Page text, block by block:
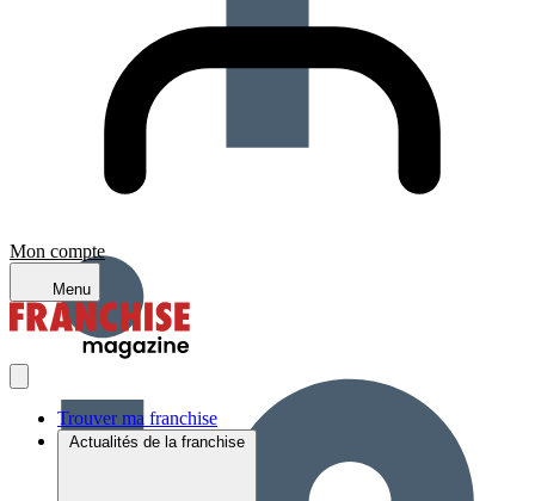
Mon compte
Menu
Trouver ma franchise
Actualités de la franchise